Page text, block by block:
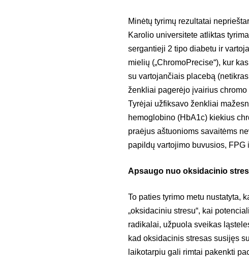
Minėtų tyrimų rezultatai
Karolio universitete atliktas
sergantieji 2 tipo diabetu ir
mielių („ChromoPrecise“), kur
su vartojančiais placebą
ženkliai pagerėjo įvairius
Tyrėjai užfiksavo ženkliai
hemoglobino (HbA1c) kiekius
praėjus aštuonioms savaitėms
papildų vartojimo buvusios, FPG
Apsaugo nuo oksidacinio
To paties tyrimo metu nustatyta,
„oksidaciniu stresu“, kai
radikalai, užpuola sveikas
kad oksidacinis stresas susijęs
laikotarpiu gali rimtai pakenkti